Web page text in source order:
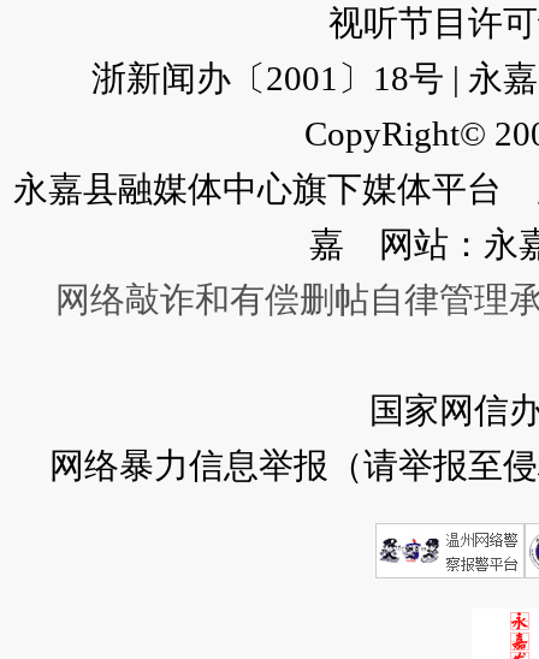
视听节目许
浙新闻办〔2001〕18号 | 永
CopyRight©
永嘉县融媒体中心旗下媒体平
嘉 网站：永
网络敲诈和有偿删帖自律管理
国家网信
网络暴力信息举报（请举报至